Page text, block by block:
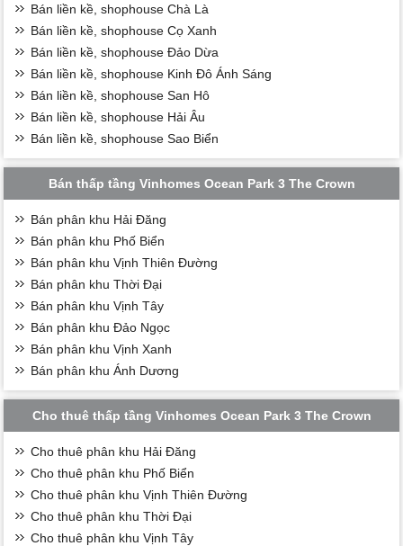
Bán liền kề, shophouse Chà Là
Bán liền kề, shophouse Cọ Xanh
Bán liền kề, shophouse Đảo Dừa
Bán liền kề, shophouse Kinh Đô Ánh Sáng
Bán liền kề, shophouse San Hô
Bán liền kề, shophouse Hải Âu
Bán liền kề, shophouse Sao Biển
Bán thấp tầng Vinhomes Ocean Park 3 The Crown
Bán phân khu Hải Đăng
Bán phân khu Phố Biển
Bán phân khu Vịnh Thiên Đường
Bán phân khu Thời Đại
Bán phân khu Vịnh Tây
Bán phân khu Đảo Ngọc
Bán phân khu Vịnh Xanh
Bán phân khu Ánh Dương
Cho thuê thấp tầng Vinhomes Ocean Park 3 The Crown
Cho thuê phân khu Hải Đăng
Cho thuê phân khu Phố Biển
Cho thuê phân khu Vịnh Thiên Đường
Cho thuê phân khu Thời Đại
Cho thuê phân khu Vịnh Tây